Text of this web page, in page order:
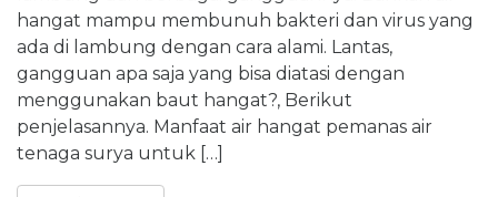
hangat mampu membunuh bakteri dan virus yang
ada di lambung dengan cara alami. Lantas,
gangguan apa saja yang bisa diatasi dengan
menggunakan baut hangat?, Berikut
penjelasannya. Manfaat air hangat pemanas air
tenaga surya untuk […]